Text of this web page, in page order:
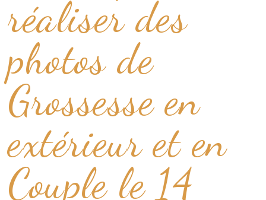
réaliser des
photos de
Grossesse en
extérieur et en
Couple le 14